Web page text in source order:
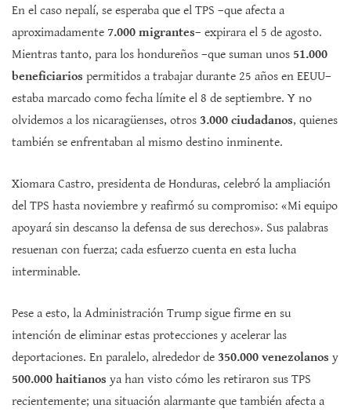
En el caso nepalí, se esperaba que el TPS –que afecta a
aproximadamente 7.000 migrantes– expirara el 5 de agosto.
Mientras tanto, para los hondureños –que suman unos 51.000
beneficiarios permitidos a trabajar durante 25 años en EEUU–
estaba marcado como fecha límite el 8 de septiembre. Y no
olvidemos a los nicaragüenses, otros 3.000 ciudadanos, quienes
también se enfrentaban al mismo destino inminente.
Xiomara Castro, presidenta de Honduras, celebró la ampliación
del TPS hasta noviembre y reafirmó su compromiso: «Mi equipo
apoyará sin descanso la defensa de sus derechos». Sus palabras
resuenan con fuerza; cada esfuerzo cuenta en esta lucha
interminable.
Pese a esto, la Administración Trump sigue firme en su
intención de eliminar estas protecciones y acelerar las
deportaciones. En paralelo, alrededor de 350.000 venezolanos y
500.000 haitianos ya han visto cómo les retiraron sus TPS
recientemente; una situación alarmante que también afecta a